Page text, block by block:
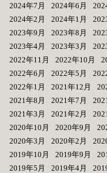
2024年7月
2024年6月
2024年2月
2024年1月
2023年9月
2023年8月
2023年4月
2023年3月
2022年11月
2022年10月
2022年6月
2022年5月
2022年1月
2021年12月
2021年8月
2021年7月
2021年3月
2021年2月
2020年10月
2020年9月
2020年3月
2020年2月
2019年10月
2019年9月
2019年5月
2019年4月